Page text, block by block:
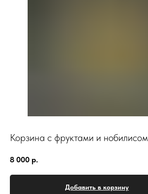
Корзина с фруктами и нобилисом
8 000 р.
Добавить в корзину